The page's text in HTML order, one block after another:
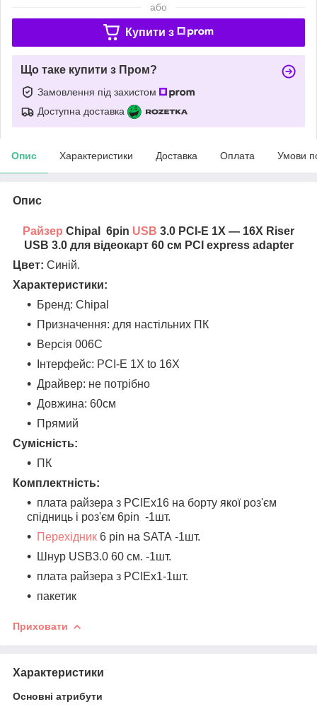
або
Купити з
Що таке купити з Пром?
Замовлення під захистом
Доступна доставка
Опис Характеристики Доставка Оплата Умови
Опис
Райзер Chipal 6pin USB 3.0 PCI-E 1X — 16X Riser
USB 3.0 для відеокарт 60 см PCI express adapter
Цвет: Синій.
Характеристики:
Бренд: Chipal
Призначення: для настільних ПК
Версія 006C
Інтерфейс: PCI-E 1X to 16X
Драйвер: не потрібно
Довжина: 60см
Прямий
Сумісність:
ПК
Комплектність:
плата райзера з PCIEх16 на борту якої роз'єм
спідниць і роз'єм 6pin -1шт.
Перехідник 6 pin на SATA -1шт.
Шнур USB3.0 60 см. -1шт.
плата райзера з PCIEх1-1шт.
пакетик
Приховати
Характеристики
Основні атрибути